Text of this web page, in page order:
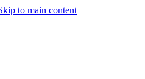
to main content